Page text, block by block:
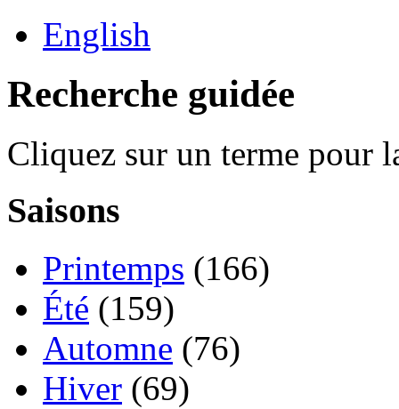
English
Recherche guidée
Cliquez sur un terme pour
Saisons
Printemps (166)
Été (159)
Automne (76)
Hiver (69)